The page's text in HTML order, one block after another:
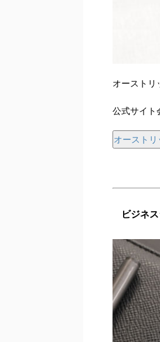
オーストリ
公式サイト
オースト
ビジネ